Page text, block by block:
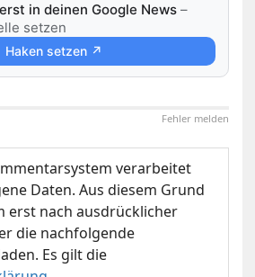
in deinen Google News –
setzen
Haken setzen ↗
Fehler melden
verarbeitet
Daten. Aus diesem Grund
erst nach ausdrücklicher
die nachfolgende
Es gilt die